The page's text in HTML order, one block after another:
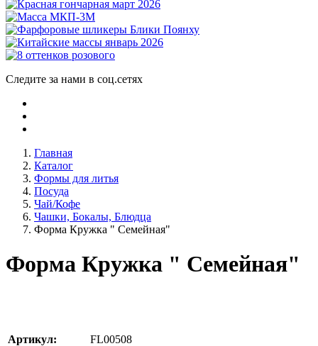
Следите за нами в соц.сетях
Главная
Каталог
Формы для литья
Посуда
Чай/Кофе
Чашки, Бокалы, Блюдца
Форма Кружка " Семейная"
Форма Кружка " Семейная"
Артикул:
FL00508